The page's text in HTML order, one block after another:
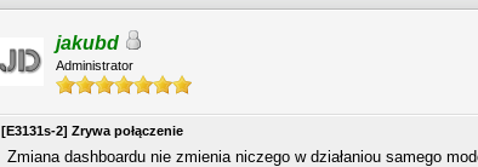
jakubd
Administrator
[E3131s-2] Zrywa połączenie
Zmiana dashboardu nie zmienia niczego w działaniou samego